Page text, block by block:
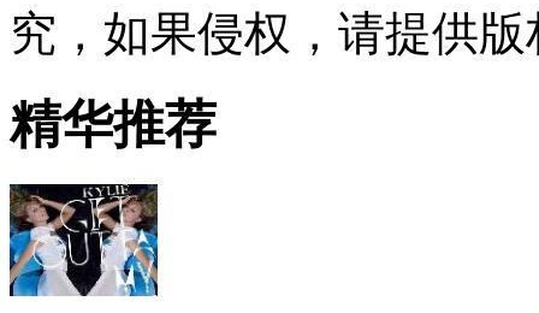
究，如果侵权，请提供
精华推荐